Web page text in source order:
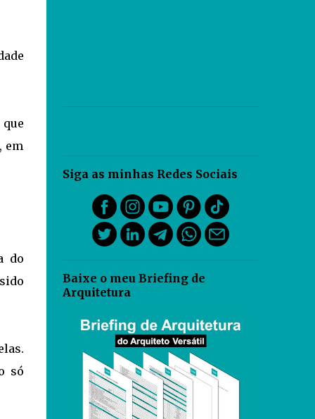
em
do
só
Siga as minhas Redes Sociais
Baixe o meu Briefing de
Arquitetura